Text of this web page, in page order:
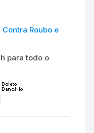
Roubo e
para todo o